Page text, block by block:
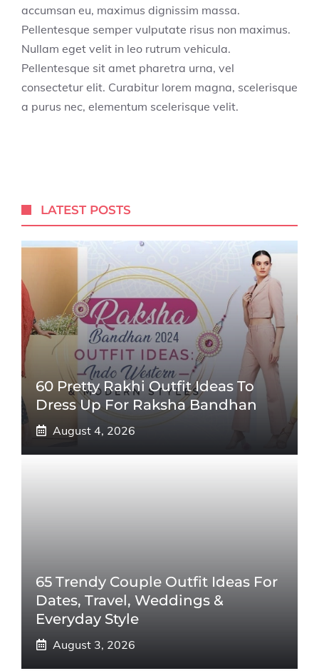
accumsan eu, maximus dignissim massa.
Pellentesque semper vulputate risus non maximus.
Nullam eget velit in leo rutrum vehicula.
Pellentesque sit amet pharetra urna, vel
consectetur elit. Curabitur lorem magna, scelerisque
a purus nec, elementum scelerisque velit.
LATEST POSTS
60 Pretty Rakhi Outfit Ideas To
Dress Up For Raksha Bandhan
August 4, 2026
65 Trendy Couple Outfit Ideas For
Dates, Travel, Weddings &
Everyday Style
August 3, 2026